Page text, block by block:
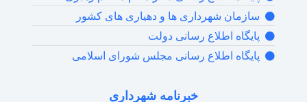
سازمان شهرداری ها و دهیاری های کشور
پایگاه اطلاع رسانی دولت
پایگاه اطلاع رسانی مجلس شورای اسلامی
خبرنامه شهرداری